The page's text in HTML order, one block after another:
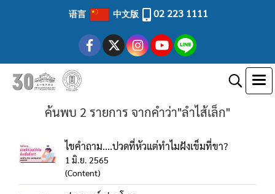
语言 中文版 02 223 1111
ค้นพบ 2 รายการ จากคำว่า"ลำไส้เล็ก"
ไขคำถาม....ปวดที่หัวแต่ทำไมฝังเข็มที่ขา?
1 มิ.ย. 2565
(Content)